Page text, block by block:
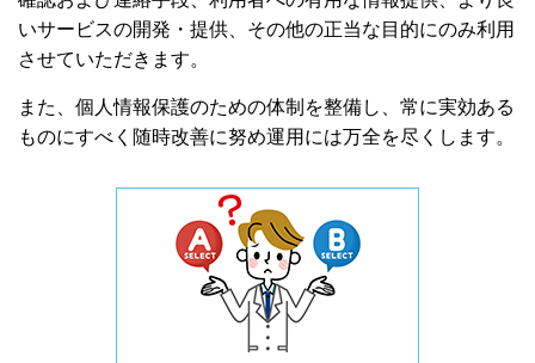
いサービスの開発・提供、その他の正当な目的にのみ利用
させていただきます。
また、個人情報保護のための体制を整備し、常に実効ある
ものにすべく随時改善に努め運用には万全を尽くします。